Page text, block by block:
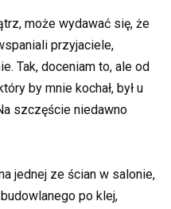
może wydawać się, że
przyjaciele,
Tak, doceniam to, ale od
by mnie kochał, był u
szczęście niedawno
jednej ze ścian w salonie,
po klej,